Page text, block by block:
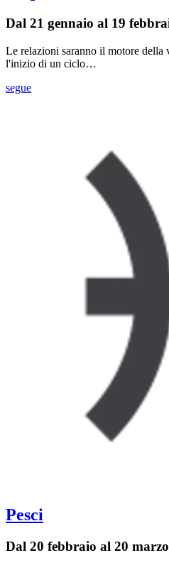
Dal 21 gennaio al 19
Le relazioni saranno il motore della
l'inizio di un ciclo…
segue
Pesci
Dal 20 febbraio al 20 marzo